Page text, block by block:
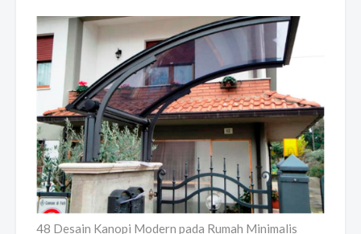
48 Desain Kanopi Modern pada Rumah Minimalis